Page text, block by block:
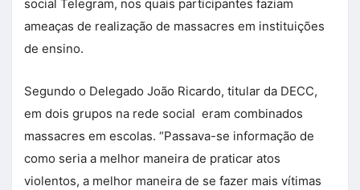
social Telegram, nos quais participantes faziam
ameaças de realização de massacres em instituições
de ensino.
Segundo o Delegado João Ricardo, titular da DECC,
em dois grupos na rede social eram combinados
massacres em escolas. “Passava-se informação de
como seria a melhor maneira de praticar atos
violentos, a melhor maneira de se fazer mais vítimas